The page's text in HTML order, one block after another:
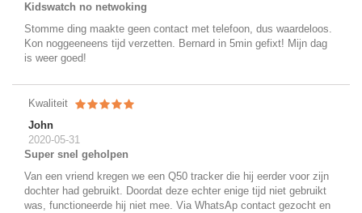
Kidswatch no netwoking
Stomme ding maakte geen contact met telefoon, dus waardeloos.
Kon noggeeneens tijd verzetten. Bernard in 5min gefixt! Mijn dag
is weer goed!
Kwaliteit
John
2020-05-31
Super snel geholpen
Van een vriend kregen we een Q50 tracker die hij eerder voor zijn
dochter had gebruikt. Doordat deze echter enige tijd niet gebruikt
was, functioneerde hij niet mee. Via WhatsAp contact gezocht en